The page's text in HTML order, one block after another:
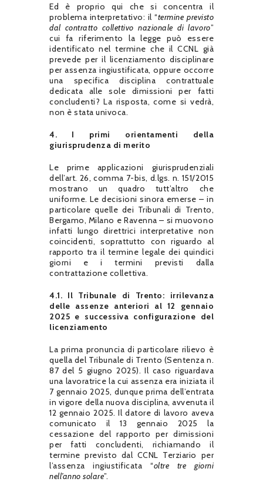
Ed è proprio qui che si concentra il
problema interpretativo: il “termine previsto
dal contratto collettivo nazionale di lavoro”
cui fa riferimento la legge può essere
identificato nel termine che il CCNL già
prevede per il licenziamento disciplinare
per assenza ingiustificata, oppure occorre
una specifica disciplina contrattuale
dedicata alle sole dimissioni per fatti
concludenti? La risposta, come si vedrà,
non è stata univoca.
4. I primi orientamenti della
giurisprudenza di merito
Le prime applicazioni giurisprudenziali
dell’art. 26, comma 7-bis, d.lgs. n. 151/2015
mostrano un quadro tutt’altro che
uniforme. Le decisioni sinora emerse – in
particolare quelle dei Tribunali di Trento,
Bergamo, Milano e Ravenna – si muovono
infatti lungo direttrici interpretative non
coincidenti, soprattutto con riguardo al
rapporto tra il termine legale dei quindici
giorni e i termini previsti dalla
contrattazione collettiva.
4.1. Il Tribunale di Trento: irrilevanza
delle assenze anteriori al 12 gennaio
2025 e successiva configurazione del
licenziamento
La prima pronuncia di particolare rilievo è
quella del Tribunale di Trento (Sentenza n.
87 del 5 giugno 2025). Il caso riguardava
una lavoratrice la cui assenza era iniziata il
7 gennaio 2025, dunque prima dell’entrata
in vigore della nuova disciplina, avvenuta il
12 gennaio 2025. Il datore di lavoro aveva
comunicato il 13 gennaio 2025 la
cessazione del rapporto per dimissioni
per fatti concludenti, richiamando il
termine previsto dal CCNL Terziario per
l’assenza ingiustificata “oltre tre giorni
nell’anno solare”.